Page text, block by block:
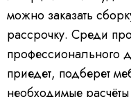
можно заказать
рассрочку. Среди
профессионального
приедет, подберет
необходимые